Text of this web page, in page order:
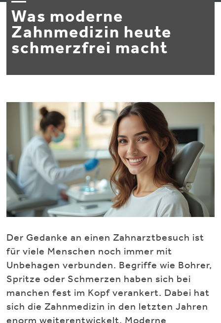
Was moderne
Zahnmedizin heute
schmerzfrei macht
Der Gedanke an einen Zahnarztbesuch ist
für viele Menschen noch immer mit
Unbehagen verbunden. Begriffe wie Bohrer,
Spritze oder Schmerzen haben sich bei
manchen fest im Kopf verankert. Dabei hat
sich die Zahnmedizin in den letzten Jahren
enorm weiterentwickelt. Moderne